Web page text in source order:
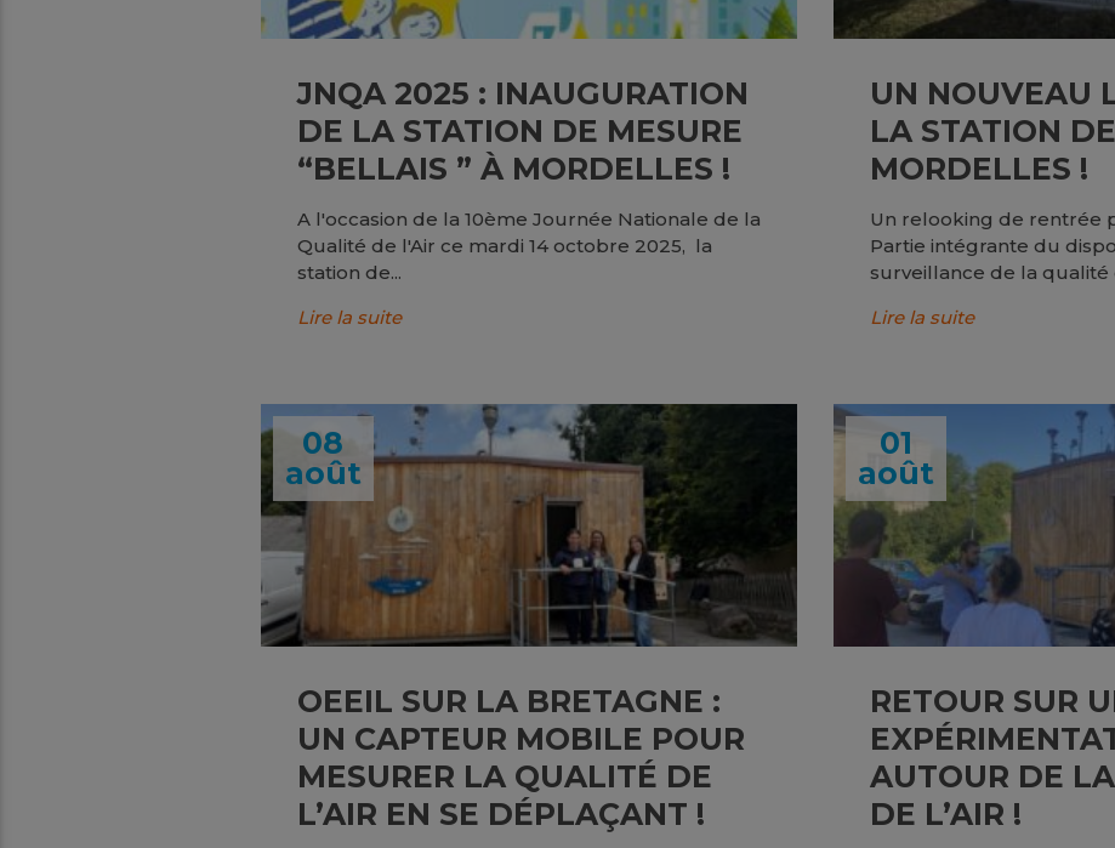
JNQA 2025 : INAUGURATION
DE LA STATION DE MESURE
“BELLAIS ” À MORDELLES !
A l'occasion de la 10ème Journée Nationale de la
Qualité de l'Air ce mardi 14 octobre 2025, la
station de...
Lire la suite
UN NOUVEAU
LA STATION
MORDELLES !
Un relooking de rentrée
Partie intégrante du
surveillance de la qualité
Lire la suite
08
août
OEEIL SUR LA BRETAGNE :
UN CAPTEUR MOBILE POUR
MESURER LA QUALITÉ DE
L’AIR EN SE DÉPLAÇANT !
01
août
RETOUR SUR
AUTOUR DE
DE L’AIR !